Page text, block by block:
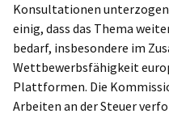
Konsultationen unterzogen
einig, dass das Thema
bedarf, insbesondere im
Wettbewerbsfähigkeit
Plattformen. Die
Arbeiten an der Steuer